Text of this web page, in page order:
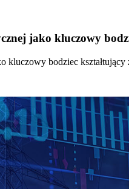
jako kluczowy
kluczowy bodziec